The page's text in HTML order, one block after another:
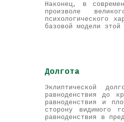
Наконец, в
произволе
психологического
базовой модели
Долгота
Эклиптической
равноденствия до
равноденствия и
сторону видимого
равноденствия в